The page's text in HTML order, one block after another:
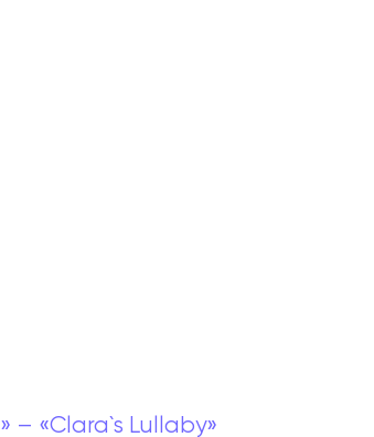
– «Clara`s Lullaby»